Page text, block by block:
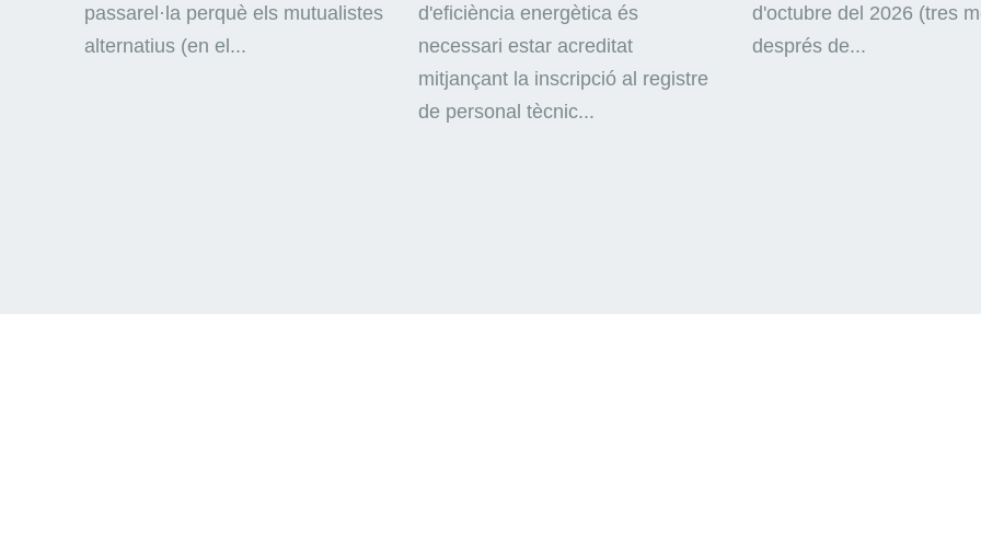
passarel·la perquè els mutualistes
alternatius (en el...
d'eficiència energètica és
necessari estar acreditat
mitjançant la inscripció al registre
de personal tècnic...
d'octubre del 2026 (tres
després de...